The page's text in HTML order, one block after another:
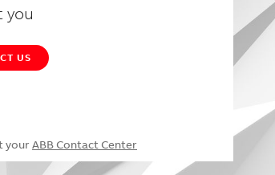
you
US
your ABB Contact Center